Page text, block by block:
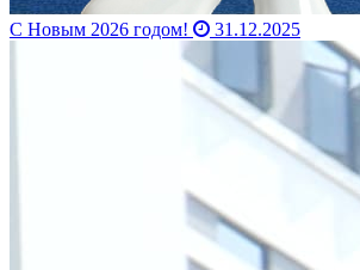
С Новым 2026 годом! 31.12.2025